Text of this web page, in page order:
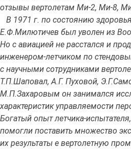
отзывы вертолетам Ми-2, Ми-8,
В 1971 г. по состоянию
Е.Ф.Милютичев был уволен из
Но с авиацией не расстался и
инженером-летчиком по
с научными сотрудниками
Т.П.Шаповал, А.Г. Пуховой,
М.П.Захаровым он занимался
характеристик управляемости
Богатый опыт летчика-
помогли поставить множество
их результаты е вертолетную